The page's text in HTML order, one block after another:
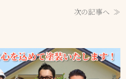
次の記事へ